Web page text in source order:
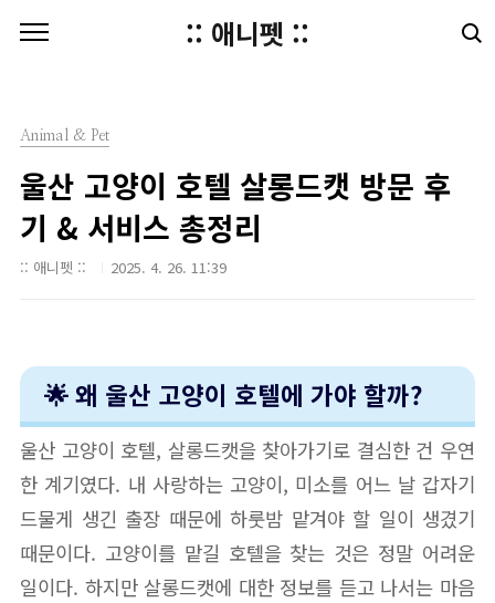
:: 애니펫 ::
Animal & Pet
울산 고양이 호텔 살롱드캣 방문 후
기 & 서비스 총정리
:: 애니펫 :: 2025. 4. 26. 11:39
🌟 왜 울산 고양이 호텔에 가야 할까?
울산 고양이 호텔, 살롱드캣을 찾아가기로 결심한 건 우연
한 계기였다. 내 사랑하는 고양이, 미소를 어느 날 갑자기
드물게 생긴 출장 때문에 하룻밤 맡겨야 할 일이 생겼기
때문이다. 고양이를 맡길 호텔을 찾는 것은 정말 어려운
일이다. 하지만 살롱드캣에 대한 정보를 듣고 나서는 마음